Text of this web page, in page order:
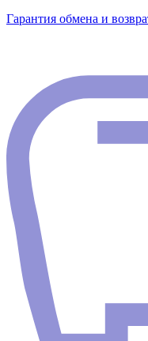
Гарантия обмена и